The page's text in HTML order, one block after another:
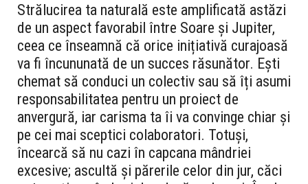
Strălucirea ta naturală este amplificată astăzi
de un aspect favorabil între Soare și Jupiter,
ceea ce înseamnă că orice inițiativă curajoasă
va fi încununată de un succes răsunător. Ești
chemat să conduci un colectiv sau să îți asumi
responsabilitatea pentru un proiect de
anvergură, iar carisma ta îi va convinge chiar și
pe cei mai sceptici colaboratori. Totuși,
încearcă să nu cazi în capcana mândriei
excesive; ascultă și părerile celor din jur, căci